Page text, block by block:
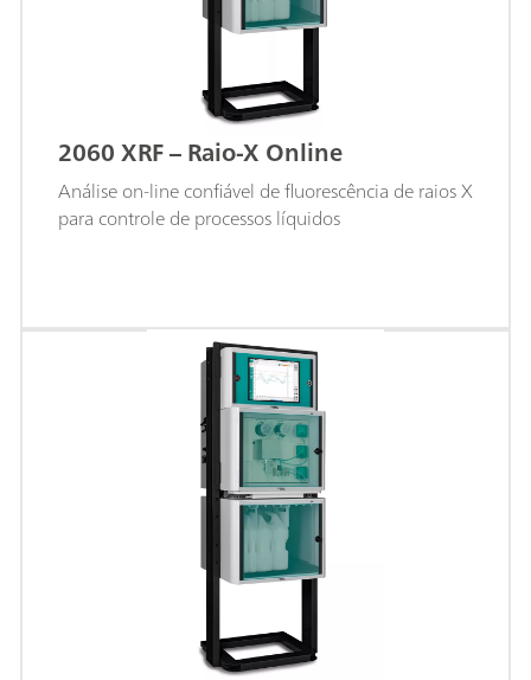
2060 XRF – Raio-X Online
Análise on-line confiável de fluorescência de raios X
para controle de processos líquidos